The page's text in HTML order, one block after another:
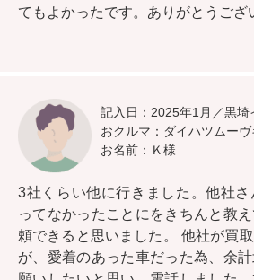
てもよかったです。ありがとうござ
記入日：2025年1月／黒埼
おクルマ：ダイハツムーヴ
お名前：Ｋ様
3社くらい他に行きました。他社さ
ってなかったことにをきちんと教
頼できると思いました。 他社が買
が、愛着のあった車だった為、余